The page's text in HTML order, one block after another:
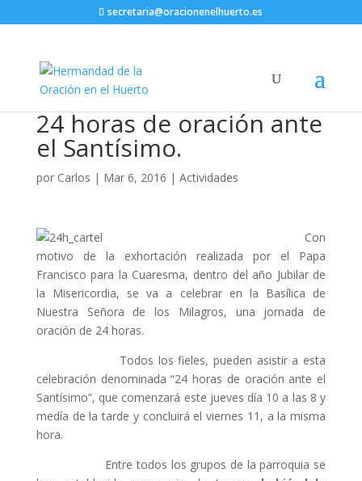
secretaria@oracionenelhuerto.es
24 horas de oración ante
el Santísimo.
por Carlos | Mar 6, 2016 | Actividades
Con
motivo de la exhortación realizada por el Papa
Francisco para la Cuaresma, dentro del año Jubilar de
la Misericordia, se va a celebrar en la Basílica de
Nuestra Señora de los Milagros, una jornada de
oración de 24 horas.
Todos los fieles, pueden asistir a esta
celebración denominada “24 horas de oración ante el
Santísimo”, que comenzará este jueves día 10 a las 8 y
medía de la tarde y concluirá el viernes 11, a la misma
hora.
Entre todos los grupos de la parroquia se